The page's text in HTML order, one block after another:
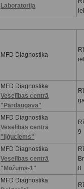
Laboratorija
MFD Diagnostika
MFD Diagnostika
Veselības centrā
"Pārdaugava"
MFD Diagnostika
Veselības centrā
"Iļģuciems"
9
MFD Diagnostika
Veselības centrā
"Možums-1"
8
MFD Diagnostika